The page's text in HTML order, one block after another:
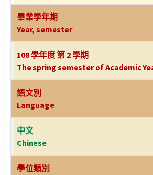
畢業學年期
Year, semester
108 學年度 第 2 學期
The spring semester of Academic
語文別
Language
中文
Chinese
學位類別